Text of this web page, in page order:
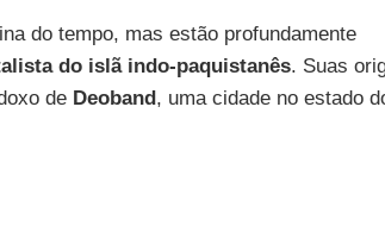
do tempo, mas estão profundamente
do islã indo-paquistanês. Suas
de Deoband, uma cidade no estado